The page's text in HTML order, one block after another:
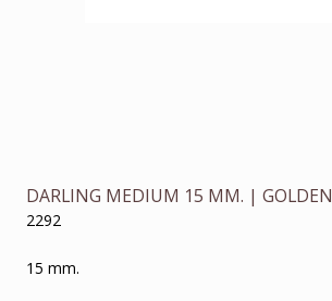
DARLING MEDIUM 15 MM. | GOLDEN
2292
15 mm.